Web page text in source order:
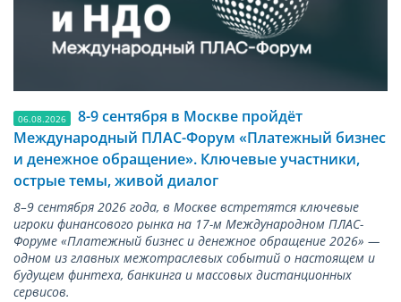
06.08.2026
8-9 сентября в Москве пройдёт
Международный ПЛАС-Форум «Платежный бизнес
и денежное обращение». Ключевые участники,
острые темы, живой диалог
8–9 сентября 2026 года, в Москве встретятся ключевые
игроки финансового рынка на 17-м Международном ПЛАС-
Форуме «Платежный бизнес и денежное обращение 2026» —
одном из главных межотраслевых событий о настоящем и
будущем финтеха, банкинга и массовых дистанционных
сервисов.